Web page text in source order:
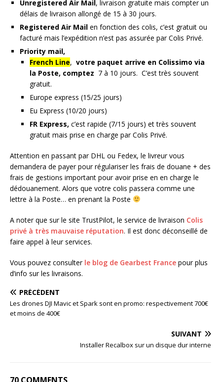
Unregistered Air Mail, livraison gratuite mais compter un
délais de livraison allongé de 15 à 30 jours.
Registered Air Mail en fonction des colis, c’est gratuit ou
facturé mais l’expédition n’est pas assurée par Colis Privé.
Priority mail,
French Line, votre paquet arrive en Colissimo via
la Poste, comptez 7 à 10 jours. C’est très souvent
gratuit.
Europe express (15/25 jours)
Eu Express (10/20 jours)
FR Express, c’est rapide (7/15 jours) et très souvent
gratuit mais prise en charge par Colis Privé.
Attention en passant par DHL ou Fedex, le livreur vous
demandera de payer pour régulariser les frais de douane + des
frais de gestions important pour avoir prise en en charge le
dédouanement. Alors que votre colis passera comme une
lettre à la Poste… en prenant la Poste
A noter que sur le site TrustPilot, le service de livraison Colis
privé à très mauvaise réputation. Il est donc déconseillé de
faire appel à leur services.
Vous pouvez consulter le blog de Gearbest France pour plus
d’info sur les livraisons.
PRÉCÉDENT
Les drones DJI Mavic et Spark sont en promo: respectivement 700€
et moins de 400€
SUIVANT
Installer Recalbox sur un disque dur interne